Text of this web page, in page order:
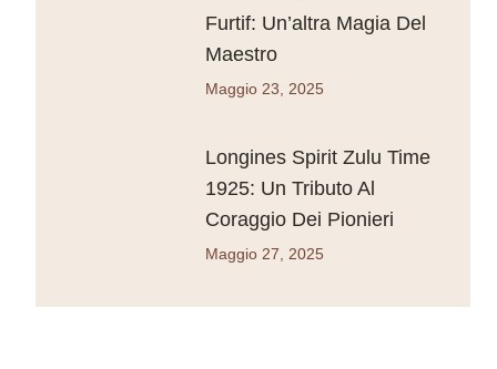
Furtif: Un’altra Magia Del
Maestro
Maggio 23, 2025
Longines Spirit Zulu Time
1925: Un Tributo Al
Coraggio Dei Pionieri
Maggio 27, 2025